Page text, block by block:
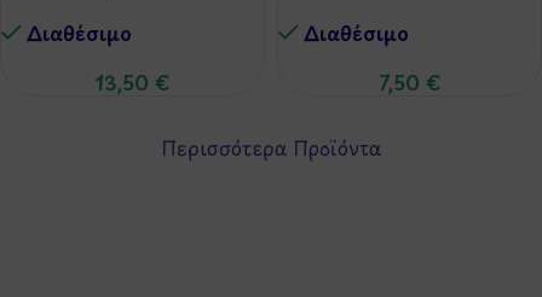
Διαθέσιμo
13,50 €
Διαθέσιμo
7,50 €
Περισσότερα Προϊόντα